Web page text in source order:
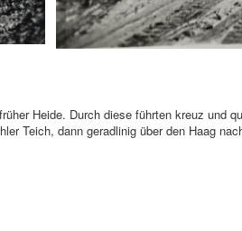
Heide. Durch diese führten kreuz und
Teich, dann geradlinig über den Haag